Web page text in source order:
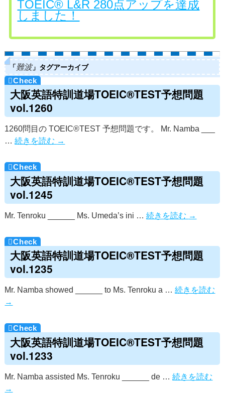
TOEIC® L&R 280点アップを達成
しました！
「難波」タグアーカイブ
大阪英語特訓道場TOEIC®TEST予想問題
vol.1260
1260問目の TOEIC®TEST 予想問題です。 Mr. Namba ___
…続きを読む →
大阪英語特訓道場TOEIC®TEST予想問題
vol.1245
Mr. Tenroku ______ Ms. Umeda’s ini …続きを読む →
大阪英語特訓道場TOEIC®TEST予想問題
vol.1235
Mr. Namba showed ______ to Ms. Tenroku a …続きを読む
→
大阪英語特訓道場TOEIC®TEST予想問題
vol.1233
Mr. Namba assisted Ms. Tenroku ______ de …続きを読む
→